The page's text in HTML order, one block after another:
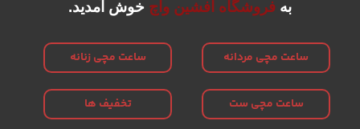
به فروشگاه افشین واچ خوش آمدید.
ساعت مچی مردانه ساعت مچی زنانه
ساعت مچی ست تخفیف ها